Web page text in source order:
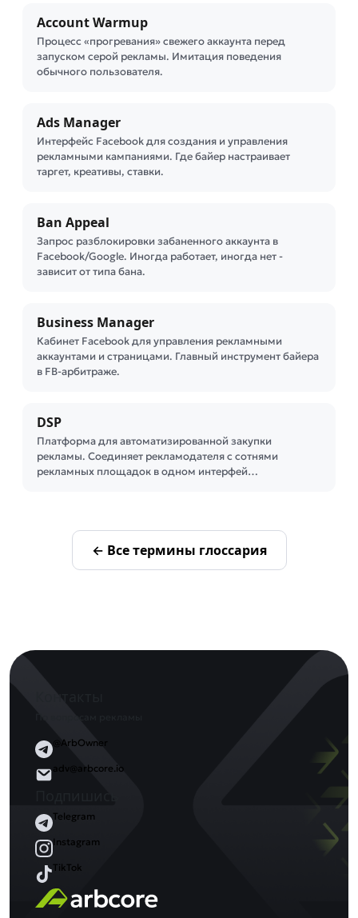
Account Warmup
Процесс «прогревания» свежего аккаунта перед
запуском серой рекламы. Имитация поведения
обычного пользователя.
Ads Manager
Интерфейс Facebook для создания и управления
рекламными кампаниями. Где байер настраивает
таргет, креативы, ставки.
Ban Appeal
Запрос разблокировки забаненного аккаунта в
Facebook/Google. Иногда работает, иногда нет -
зависит от типа бана.
Business Manager
Кабинет Facebook для управления рекламными
аккаунтами и страницами. Главный инструмент байера
в FB-арбитраже.
DSP
Платформа для автоматизированной закупки
рекламы. Соединяет рекламодателя с сотнями
рекламных площадок в одном интерфей…
← Все термины глоссария
@ArbOwner
adv@arbcore.io
Telegram
Instagram
TikTok